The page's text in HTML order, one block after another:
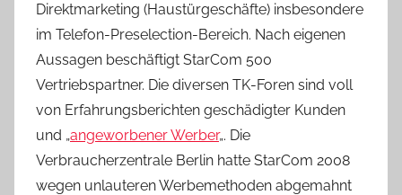
Direktmarketing (Haustürgeschäfte) insbesondere
im Telefon-Preselection-Bereich. Nach eigenen
Aussagen beschäftigt StarCom 500
Vertriebspartner. Die diversen TK-Foren sind voll
von Erfahrungsberichten geschädigter Kunden
und „angeworbener Werber„. Die
Verbraucherzentrale Berlin hatte StarCom 2008
wegen unlauteren Werbemethoden abgemahnt